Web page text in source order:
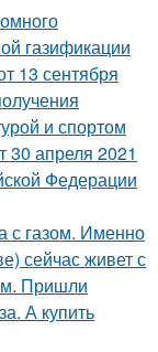
газификации
13 сентября
и спортом
30 апреля 2021
Федерации
с газом. Именно
сейчас живет с
Пришли
А купить